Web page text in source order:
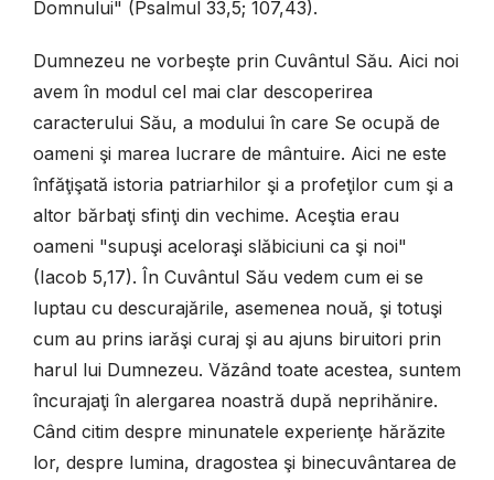
Domnului" (Psalmul 33,5; 107,43).
Dumnezeu ne vorbeşte prin Cuvântul Său. Aici noi
avem în modul cel mai clar descoperirea
caracterului Său, a modului în care Se ocupă de
oameni şi marea lucrare de mântuire. Aici ne este
înfăţişată istoria patriarhilor şi a profeţilor cum şi a
altor bărbaţi sfinţi din vechime. Aceştia erau
oameni "supuşi aceloraşi slăbiciuni ca şi noi"
(Iacob 5,17). În Cuvântul Său vedem cum ei se
luptau cu descurajările, asemenea nouă, şi totuşi
cum au prins iarăşi curaj şi au ajuns biruitori prin
harul lui Dumnezeu. Văzând toate acestea, suntem
încurajaţi în alergarea noastră după neprihănire.
Când citim despre minunatele experienţe hărăzite
lor, despre lumina, dragostea şi binecuvântarea de